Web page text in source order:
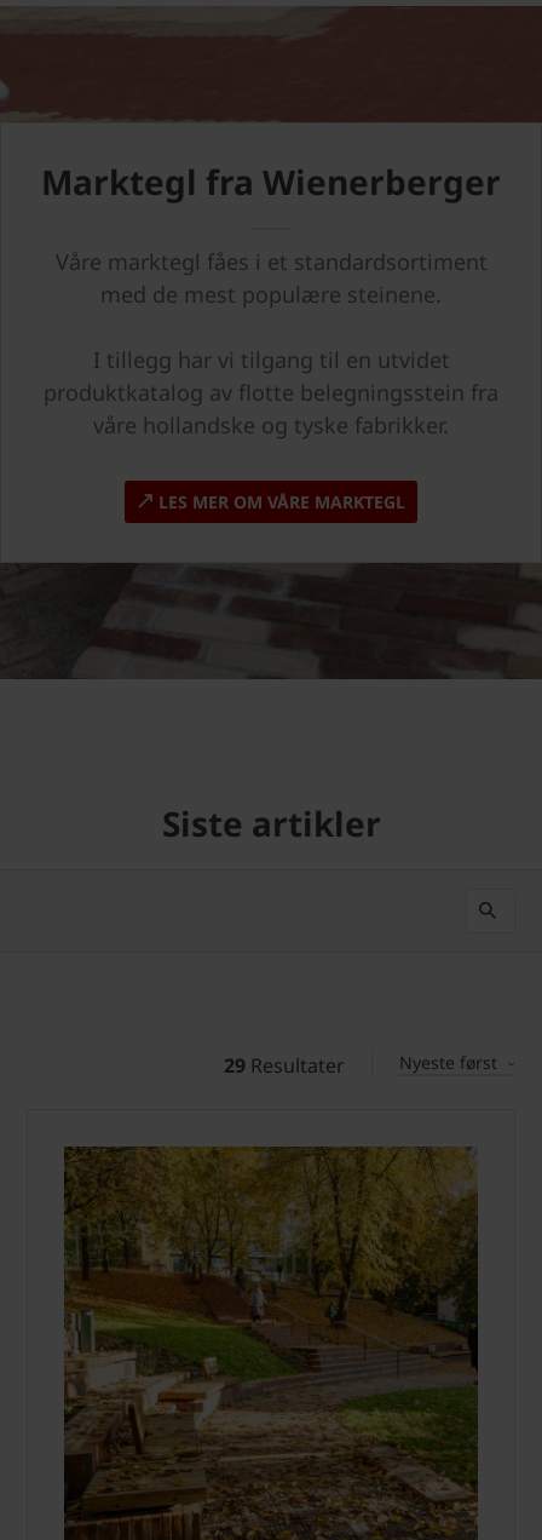
Marktegl fra Wienerberger
Våre marktegl fåes i et standardsortiment
med de mest populære steinene.
I tillegg har vi tilgang til en utvidet
produktkatalog av flotte belegningsstein fra
våre hollandske og tyske fabrikker.
LES MER OM VÅRE MARKTEGL
Siste artikler
29 Resultater Nyeste først